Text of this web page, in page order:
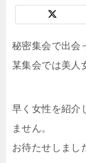
秘密集会で出会
某集会では美人
早く女性を紹介
ません。
お待たせしまし